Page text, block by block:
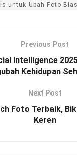
untuk Ubah Foto
Previous Post
Intelligence
Kehidupan
Next Post
Foto Terbaik,
Keren